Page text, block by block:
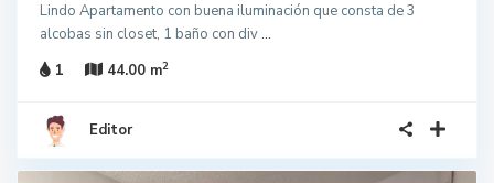
Lindo Apartamento con buena iluminación que consta de 3
alcobas sin closet, 1 baño con div...
1
44.00 m2
Editor